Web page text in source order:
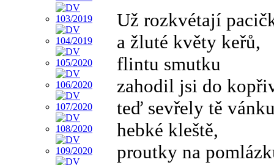
Už rozkvétají
a žluté květy keřů,
flintu smutku
zahodil jsi do
teď sevřely tě
hebké kleště,
proutky na